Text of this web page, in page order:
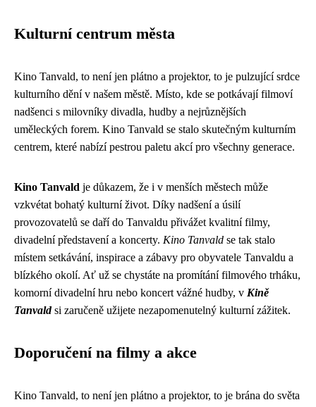
Kulturní centrum města
Kino Tanvald, to není jen plátno a projektor, to je pulzující srdce
kulturního dění v našem městě. Místo, kde se potkávají filmoví
nadšenci s milovníky divadla, hudby a nejrůznějších
uměleckých forem. Kino Tanvald se stalo skutečným kulturním
centrem, které nabízí pestrou paletu akcí pro všechny generace.
Kino Tanvald je důkazem, že i v menších městech může
vzkvétat bohatý kulturní život. Díky nadšení a úsilí
provozovatelů se daří do Tanvaldu přivážet kvalitní filmy,
divadelní představení a koncerty. Kino Tanvald se tak stalo
místem setkávání, inspirace a zábavy pro obyvatele Tanvaldu a
blízkého okolí. Ať už se chystáte na promítání filmového trháku,
komorní divadelní hru nebo koncert vážné hudby, v Kině
Tanvaldsi zaručeně užijete nezapomenutelný kulturní zážitek.
Doporučení na filmy a akce
Kino Tanvald, to není jen plátno a projektor, to je brána do světa